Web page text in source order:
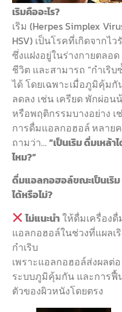
เริมคืออะไร?
เริม (Herpes Simplex
HSV) เป็นโรคที่เกิดจากไว
ซึ่งแฝงอยู่ในร่างกายตลอด
ชีวิต และสามารถ “กำเริบ
ได้ โดยเฉพาะเมื่อภูมิคุ้มกั
ลดลง เช่น เครียด พักผ่อน
หรือพฤติกรรมบางอย่าง เ
การดื่มแอลกอฮอล์ หลาย
ถามว่า…“เป็นเริม ดื่มเหล้า
ไหม?”
ดื่มแอลกอฮอล์ขณะเป็นเริม
ได้หรือไม่?
ไม่แนะนำให้ดื่มเครื่องดื่
แอลกอฮอล์ในช่วงที่แผลเ
กำเริบ
เพราะแอลกอฮอล์ส่งผลต่อ
ระบบภูมิคุ้มกัน และการฟื้
ตัวของผิวหนังโดยตรง